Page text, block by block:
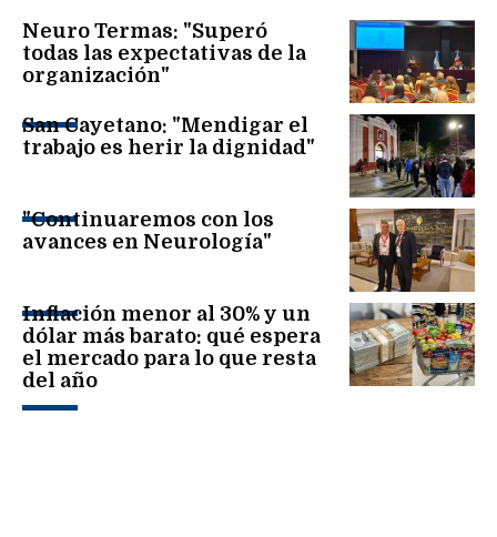
Neuro Termas: "Superó
todas las expectativas de la
organización"
San Cayetano: "Mendigar el
trabajo es herir la dignidad"
"Continuaremos con los
avances en Neurología"
Inflación menor al 30% y un
dólar más barato: qué espera
el mercado para lo que resta
del año